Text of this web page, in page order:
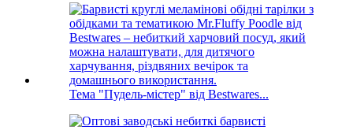
Тема "Пудель-містер" від Bestwares...